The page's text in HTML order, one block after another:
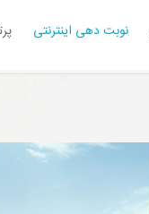
نوبت دهی اینترنتی